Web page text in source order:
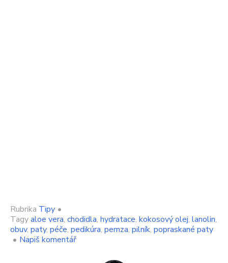
Rubrika Tipy •
Tagyaloe vera, chodidla, hydratace, kokosový olej, lanolin,
obuv, paty, péče, pedikúra, pemza, pilník, popraskané paty
• Napiš komentářon